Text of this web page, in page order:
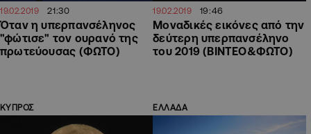
19.02.2019 21:30
Όταν η υπερπανσέληνος
"φώτισε" τον ουρανό της
πρωτεύουσας (ΦΩΤΟ)
19.02.2019 19:46
Μοναδικές εικόνες από την
δεύτερη υπερπανσέληνο
του 2019 (ΒΙΝΤΕΟ&ΦΩΤΟ)
ΚΥΠΡΟΣ ΕΛΛΑΔΑ